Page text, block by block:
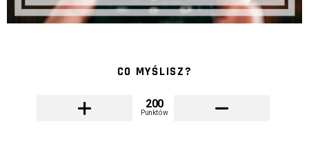
CO MYŚLISZ?
200
Punktów